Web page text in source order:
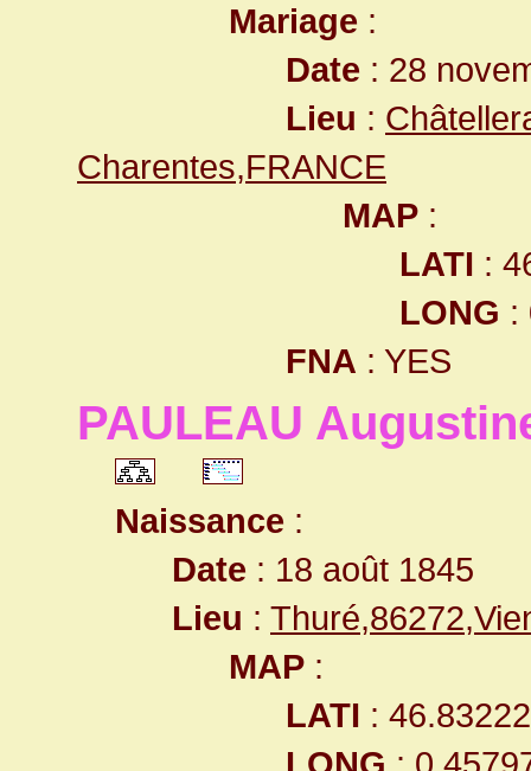
Mariage :
Date : 28
Lieu :
Charentes,FRANCE
MAP :
LATI :
LONG :
FNA : YES
PAULEAU
Naissance :
Date : 18 août 1845
Lieu :
MAP :
LATI :